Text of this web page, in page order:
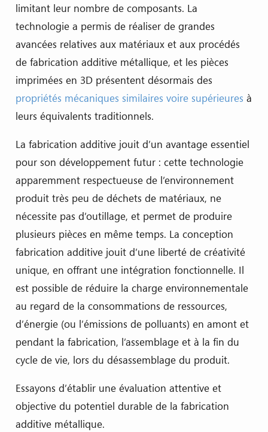
limitant leur nombre de composants. La
technologie a permis de réaliser de grandes
avancées relatives aux matériaux et aux procédés
de fabrication additive métallique, et les pièces
imprimées en 3D présentent désormais des
propriétés mécaniques similaires voire supérieures à
leurs équivalents traditionnels.
La fabrication additive jouit d’un avantage essentiel
pour son développement futur : cette technologie
apparemment respectueuse de l’environnement
produit très peu de déchets de matériaux, ne
nécessite pas d’outillage, et permet de produire
plusieurs pièces en même temps. La conception
fabrication additive jouit d’une liberté de créativité
unique, en offrant une intégration fonctionnelle. Il
est possible de réduire la charge environnementale
au regard de la consommations de ressources,
d’énergie (ou l’émissions de polluants) en amont et
pendant la fabrication, l’assemblage et à la fin du
cycle de vie, lors du désassemblage du produit.
Essayons d’établir une évaluation attentive et
objective du potentiel durable de la fabrication
additive métallique.